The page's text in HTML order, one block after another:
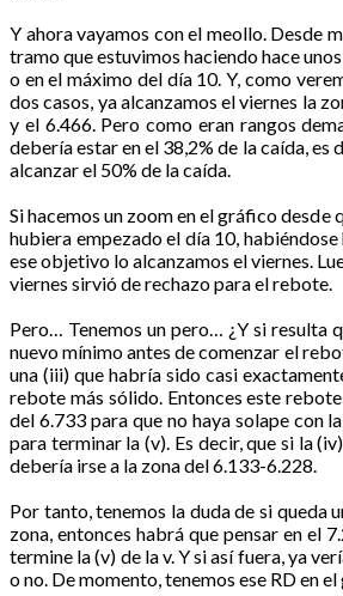
Y ahora vayamos con el meollo. Desde
tramo que estuvimos haciendo hace
o en el máximo del día 10. Y, como
dos casos, ya alcanzamos el viernes la
y el 6.466. Pero como eran rangos
debería estar en el 38,2% de la caída, es
alcanzar el 50% de la caída.
Si hacemos un zoom en el gráfico desde
hubiera empezado el día 10,
ese objetivo lo alcanzamos el viernes.
viernes sirvió de rechazo para el rebote.
Pero… Tenemos un pero… ¿Y si resulta
nuevo mínimo antes de comenzar el
una (iii) que habría sido casi
rebote más sólido. Entonces este
del 6.733 para que no haya solape con
para terminar la (v). Es decir, que si la
debería irse a la zona del 6.133-6.228.
Por tanto, tenemos la duda de si queda
zona, entonces habrá que pensar en el
termine la (v) de la v. Y si así fuera, ya
o no. De momento, tenemos ese RD en